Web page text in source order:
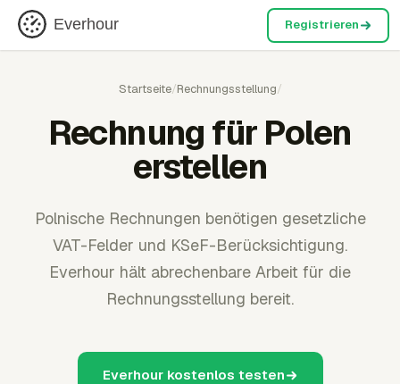
Everhour Registrieren
Startseite/Rechnungsstellung/
Rechnung für Polen
erstellen
Polnische Rechnungen benötigen gesetzliche
VAT-Felder und KSeF-Berücksichtigung.
Everhour hält abrechenbare Arbeit für die
Rechnungsstellung bereit.
Everhour kostenlos testen